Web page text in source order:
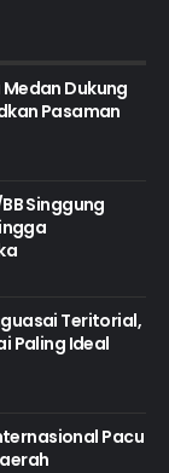
Dukung
Pasaman
Singgung
Teritorial,
Paling Ideal
Pacu